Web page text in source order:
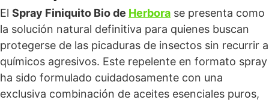
El Spray Finiquito Bio de Herbora se presenta como
la solución natural definitiva para quienes buscan
protegerse de las picaduras de insectos sin recurrir a
químicos agresivos. Este repelente en formato spray
ha sido formulado cuidadosamente con una
exclusiva combinación de aceites esenciales puros,